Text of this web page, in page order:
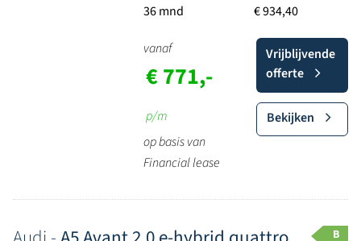
36 mnd
€ 934,40
vanaf
€ 771,-
p/m
op basis van
Financial lease
Vrijblijvende
offerte
Bekijken
B